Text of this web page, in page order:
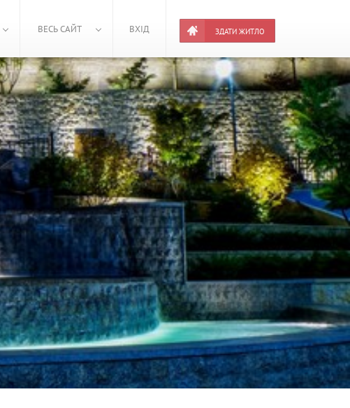
ЗДАТИ ЖИТЛО
ВЕСЬ САЙТ ВХІД